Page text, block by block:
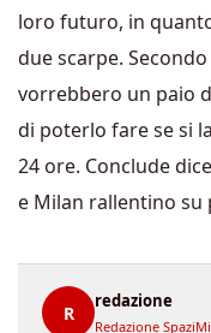
loro futuro, in
due scarpe.
vorrebbero un paio
di poterlo fare se si
24 ore. Conclude
e Milan rallentino
R
redazione
Redazione